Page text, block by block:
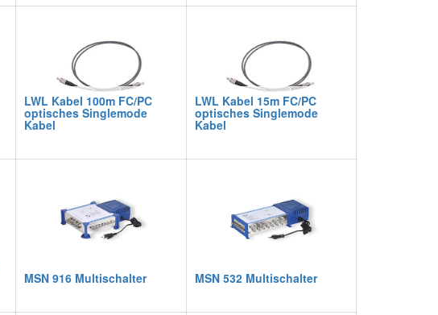
LWL Kabel 100m FC/PC
optisches Singlemode
Kabel
LWL Kabel 15m FC/PC
optisches Singlemode
Kabel
MSN 916 Multischalter MSN 532 Multischalter